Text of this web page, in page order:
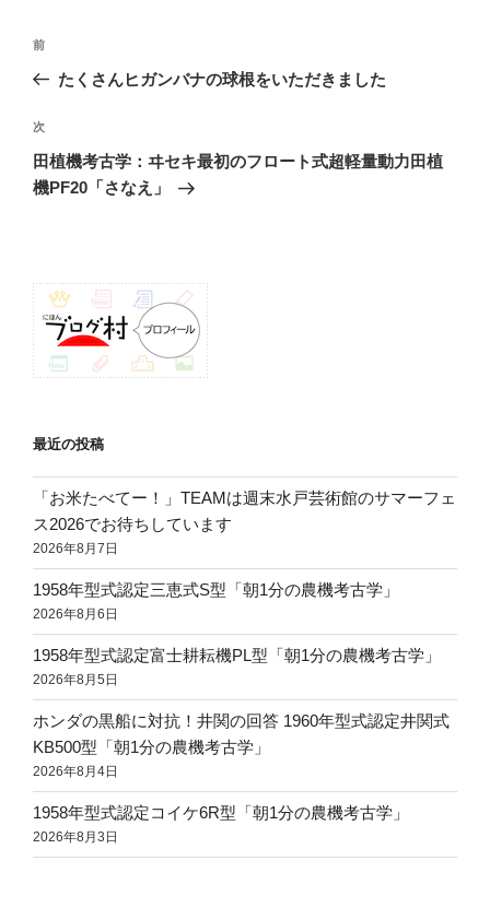
投
ナ
ビ
ゲ
ー
ン
前
の
稿
前
たくさんヒガンバナの球根をいただきました
次
の
投
次
田植機考古学：ヰセキ最初のフロート式超軽量動力田植
機PF20「さなえ」
最近の投稿
「お米たべてー！」TEAMは週末水戸芸術館のサマーフェ
ス2026でお待ちしています
2026年8月7日
1958年型式認定三恵式S型「朝1分の農機考古学」
2026年8月6日
1958年型式認定富士耕耘機PL型「朝1分の農機考古学」
2026年8月5日
ホンダの黒船に対抗！井関の回答 1960年型式認定井関式
KB500型「朝1分の農機考古学」
2026年8月4日
1958年型式認定コイケ6R型「朝1分の農機考古学」
2026年8月3日